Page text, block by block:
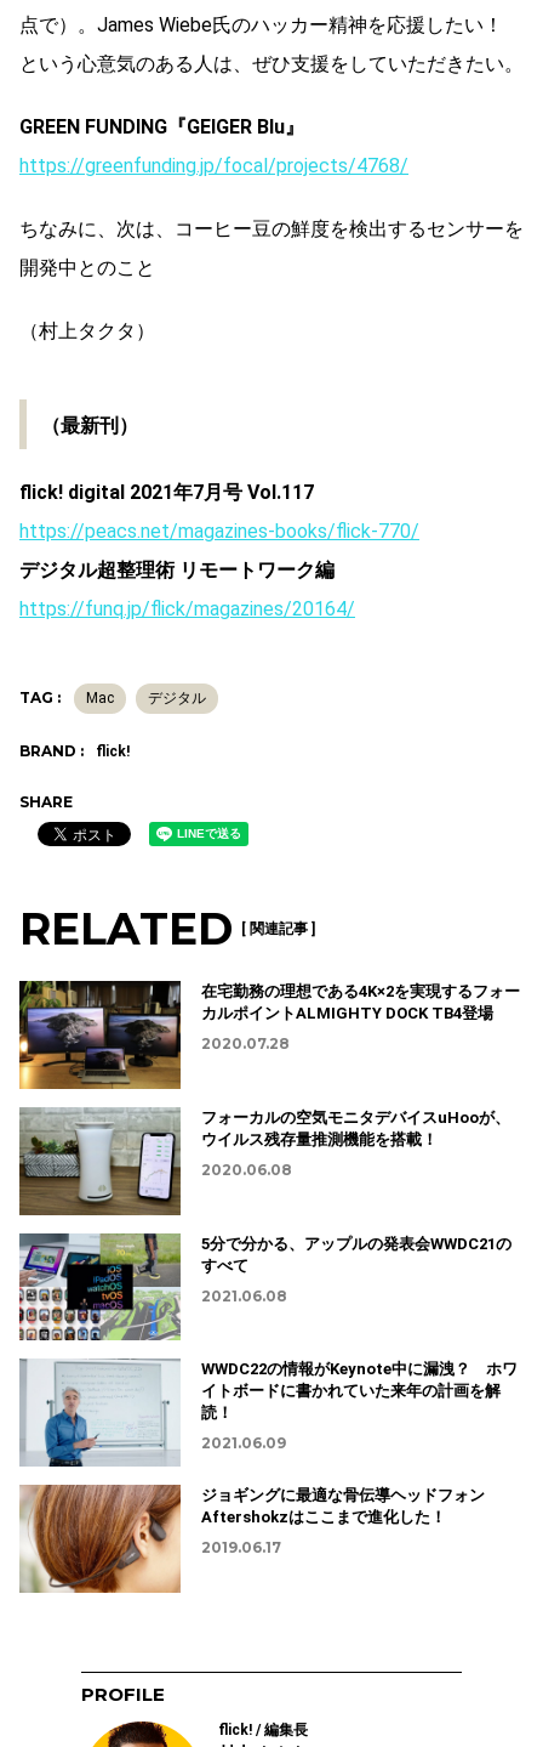
点で）。James Wiebe氏のハッカー精神を応援したい！
という心意気のある人は、ぜひ支援をしていただきたい。
GREEN FUNDING『GEIGER Blu』
https://greenfunding.jp/focal/projects/4768/
ちなみに、次は、コーヒー豆の鮮度を検出するセンサーを
開発中とのこと
（村上タクタ）
（最新刊）
flick! digital 2021年7月号 Vol.117
https://peacs.net/magazines-books/flick-770/
デジタル超整理術 リモートワーク編
https://funq.jp/flick/magazines/20164/
TAG : Mac デジタル
BRAND : flick!
SHARE
RELATED [ 関連記事 ]
在宅勤務の理想である4K×2を実現するフォー
カルポイントALMIGHTY DOCK TB4登場
2020.07.28
フォーカルの空気モニタデバイスuHooが、
ウイルス残存量推測機能を搭載！
2020.06.08
5分で分かる、アップルの発表会WWDC21の
すべて
2021.06.08
WWDC22の情報がKeynote中に漏洩？ ホワ
イトボードに書かれていた来年の計画を解
読！
2021.06.09
ジョギングに最適な骨伝導ヘッドフォン
Aftershokzはここまで進化した！
2019.06.17
PROFILE
flick! / 編集長